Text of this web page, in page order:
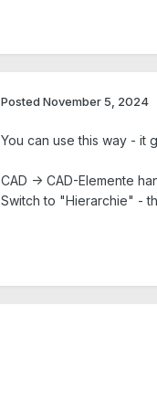
Posted November 5, 2024
You can use this way - it
CAD -> CAD-Elemente
Switch to "Hierarchie" -